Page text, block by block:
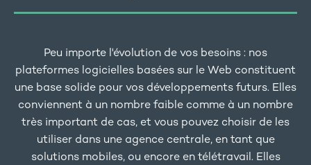
Peu importe l'évolution de vos besoins : nos
plateformes logicielles basées sur le Web constituent
une base solide pour vos développements futurs. Elles
conviennent à un nombre faible comme à un nombre
très important de cas, et vous pouvez choisir de les
utiliser dans une agence centrale, en tant que
solutions mobiles, ou encore en télétravail. Elles